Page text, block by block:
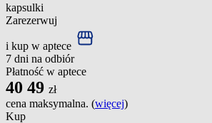
kapsulki
Zarezerwuj
i kup w aptece
7 dni na odbiór
Płatność w aptece
40 49 zł
cena maksymalna. (więcej)
Kup